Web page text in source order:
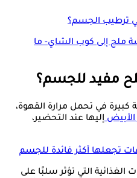
ترطيب الجسم؟
ملح إلى كوب الشاي- ما
مفيد للجسم؟
في تحمل مرارة القهوة،
الأبيضإليها عند التحضير،
التي تؤثر سلبًا على